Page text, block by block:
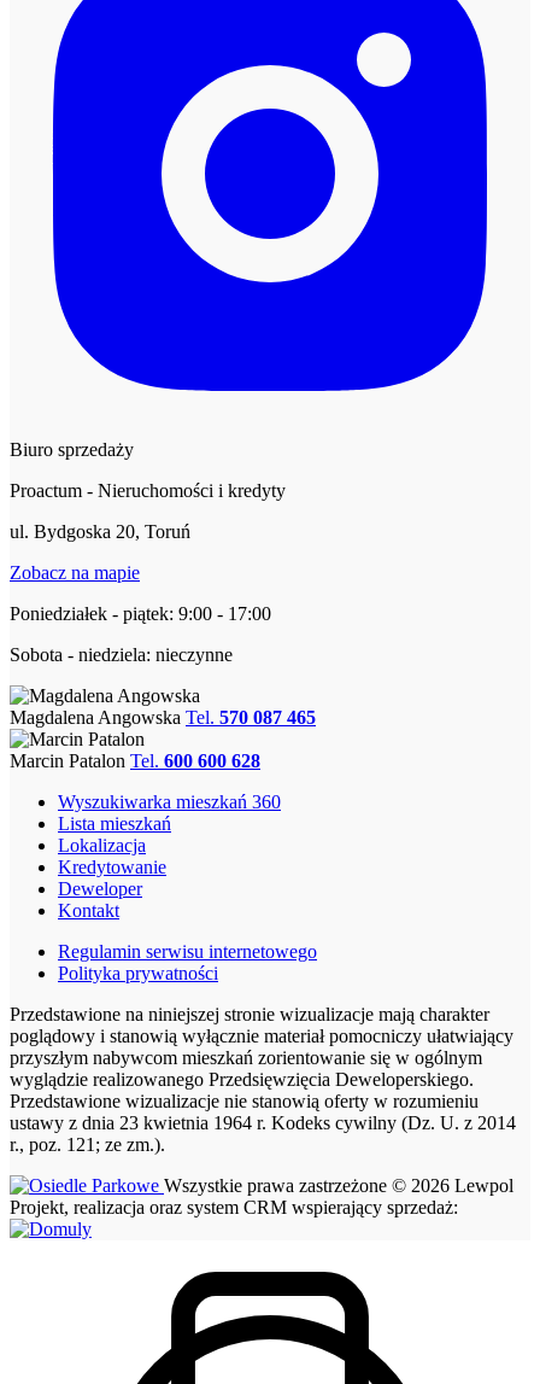
Biuro sprzedaży
Proactum - Nieruchomości i kredyty
ul. Bydgoska 20, Toruń
Zobacz na mapie
Poniedziałek - piątek: 9:00 - 17:00
Sobota - niedziela: nieczynne
Magdalena Angowska Tel. 570 087 465
Marcin Patalon Tel. 600 600 628
Wyszukiwarka mieszkań 360
Lista mieszkań
Lokalizacja
Kredytowanie
Deweloper
Kontakt
Regulamin serwisu internetowego
Polityka prywatności
Przedstawione na niniejszej stronie wizualizacje mają charakter
poglądowy i stanowią wyłącznie materiał pomocniczy ułatwiający
przyszłym nabywcom mieszkań zorientowanie się w ogólnym
wyglądzie realizowanego Przedsięwzięcia Deweloperskiego.
Przedstawione wizualizacje nie stanowią oferty w rozumieniu
ustawy z dnia 23 kwietnia 1964 r. Kodeks cywilny (Dz. U. z 2014
r., poz. 121; ze zm.).
Wszystkie prawa zastrzeżone © 2026 Lewpol
Projekt, realizacja oraz system CRM wspierający sprzedaż: